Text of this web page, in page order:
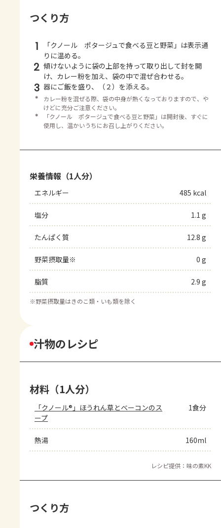
つくり方
1
「クノール ポタージュで食べる豆と野菜」は表示通
りに温める。
2 傾けないように袋の上部を持って取り出して封を開
け、カレー粉を加え、袋の中で混ぜ合わせる。
3 器にご飯を盛り、（２）を添える。
＊
カレー粉を混ぜる際、袋の中身が熱くなっておりますので、や
けどに充分ご注意ください。
＊
「クノール ポタージュで食べる豆と野菜」は開封後、すぐに
使用し、温かいうちにお召し上がりください。
栄養情報（1人分）
エネルギー 485 kcal
塩分 1.1 g
たんぱく質 12.8 g
野菜摂取量※ 0 g
脂質 2.9 g
※野菜摂取量はきのこ類・いも類を除く
汁物のレシピ
材料（1人分）
「クノール®」ほうれん草とベーコンのス
ープ
1食分
熱湯 160ml
レシピ提供：味の素KK
つくり方